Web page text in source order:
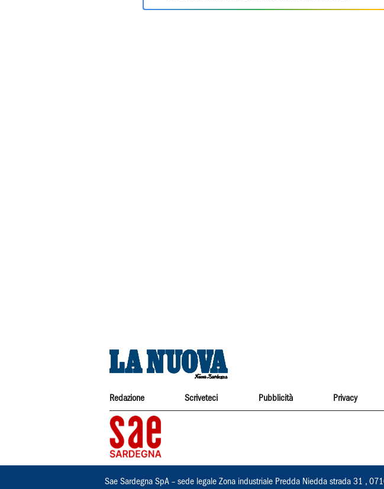
Redazione Scriveteci Pubblicità Privacy
Sae Sardegna SpA – sede legale Zona industriale Predda Niedda strada 31 ,